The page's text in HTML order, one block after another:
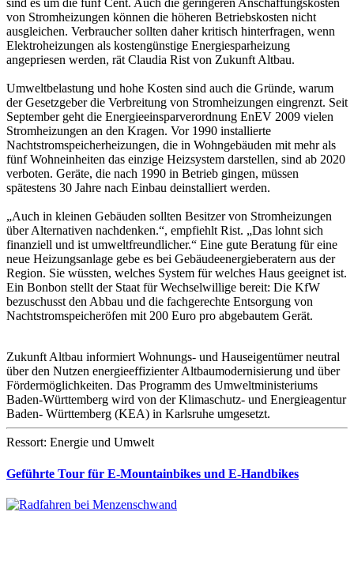
sind es um die fünf Cent. Auch die geringeren Anschaffungskosten
von Stromheizungen können die höheren Betriebskosten nicht
ausgleichen. Verbraucher sollten daher kritisch hinterfragen, wenn
Elektroheizungen als kostengünstige Energiesparheizung
angepriesen werden, rät Claudia Rist von Zukunft Altbau.
Umweltbelastung und hohe Kosten sind auch die Gründe, warum
der Gesetzgeber die Verbreitung von Stromheizungen eingrenzt. Seit
September geht die Energieeinsparverordnung EnEV 2009 vielen
Stromheizungen an den Kragen. Vor 1990 installierte
Nachtstromspeicherheizungen, die in Wohngebäuden mit mehr als
fünf Wohneinheiten das einzige Heizsystem darstellen, sind ab 2020
verboten. Geräte, die nach 1990 in Betrieb gingen, müssen
spätestens 30 Jahre nach Einbau deinstalliert werden.
„Auch in kleinen Gebäuden sollten Besitzer von Stromheizungen
über Alternativen nachdenken.“, empfiehlt Rist. „Das lohnt sich
finanziell und ist umweltfreundlicher.“ Eine gute Beratung für eine
neue Heizungsanlage gebe es bei Gebäudeenergieberatern aus der
Region. Sie wüssten, welches System für welches Haus geeignet ist.
Ein Bonbon stellt der Staat für Wechselwillige bereit: Die KfW
bezuschusst den Abbau und die fachgerechte Entsorgung von
Nachtstromspeicheröfen mit 200 Euro pro abgebautem Gerät.
Zukunft Altbau informiert Wohnungs- und Hauseigentümer neutral
über den Nutzen energieeffizienter Altbaumodernisierung und über
Fördermöglichkeiten. Das Programm des Umweltministeriums
Baden-Württemberg wird von der Klimaschutz- und Energieagentur
Baden- Württemberg (KEA) in Karlsruhe umgesetzt.
Ressort: Energie und Umwelt
Geführte Tour für E-Mountainbikes und E-Handbikes